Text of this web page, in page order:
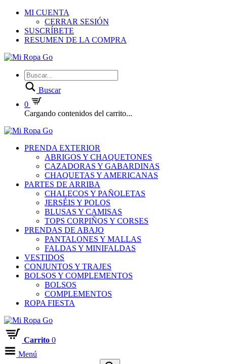
MI CUENTA
CERRAR SESIÓN
SUSCRÍBETE
RESUMEN DE LA COMPRA
Buscar
0
Cargando contenidos del carrito...
PRENDA EXTERIOR
ABRIGOS Y CHAQUETONES
CAZADORAS Y GABARDINAS
CHAQUETAS Y AMERICANAS
PARTES DE ARRIBA
CHALECOS Y PAÑOLETAS
JERSÉIS Y POLOS
BLUSAS Y CAMISAS
TOPS CORPIÑOS Y CORSES
PRENDAS DE ABAJO
PANTALONES Y MALLAS
FALDAS Y MINIFALDAS
VESTIDOS
CONJUNTOS Y TRAJES
BOLSOS Y COMPLEMENTOS
BOLSOS
COMPLEMENTOS
ROPA FIESTA
Carrito 0
Menú